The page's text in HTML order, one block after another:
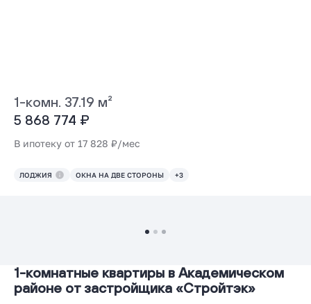
1-комн. 37.19 м²
5 868 774 ₽
В ипотеку от 17 828 ₽/мес
ЛОДЖИЯ ОКНА НА ДВЕ СТОРОНЫ +3
1-комнатные квартиры в Академическом
районе от застройщика «Стройтэк»